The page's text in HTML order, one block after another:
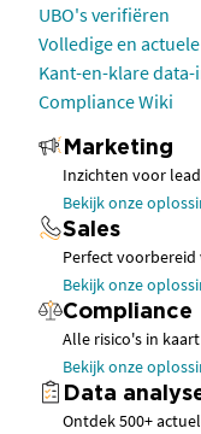
UBO's verifiëren
Volledige en
Kant-en-klare
Compliance Wiki
Marketing
Inzichten voor
Bekijk onze
Sales
Perfect
Bekijk onze
Compliance
Alle risico's in
Bekijk onze
Data
Ontdek 500+